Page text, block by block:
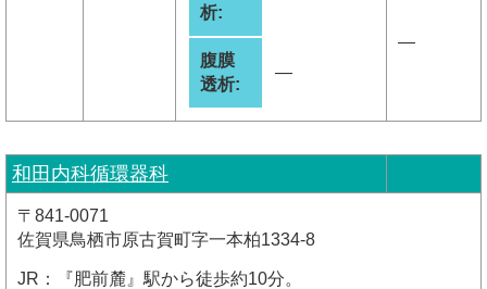
析:
腹膜
透析:
―
―
和田内科循環器科
〒841-0071
佐賀県鳥栖市原古賀町字一本柏1334-8
JR：『肥前麓』駅から徒歩約10分。